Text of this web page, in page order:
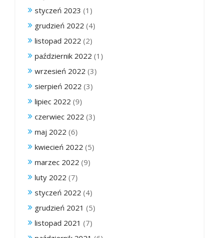
styczeń 2023 (1)
grudzień 2022 (4)
listopad 2022 (2)
październik 2022 (1)
wrzesień 2022 (3)
sierpień 2022 (3)
lipiec 2022 (9)
czerwiec 2022 (3)
maj 2022 (6)
kwiecień 2022 (5)
marzec 2022 (9)
luty 2022 (7)
styczeń 2022 (4)
grudzień 2021 (5)
listopad 2021 (7)